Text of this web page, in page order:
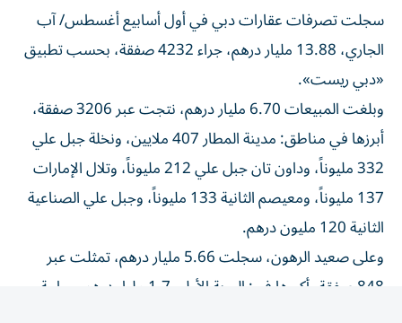
الجاري، 13.88 مليار درهم، جراء 4232 صفقة، بحسب تطبيق
«دبي ريست».
أبرزها في مناطق: مدينة المطار 407 ملايين، ونخلة جبل علي
332 مليوناً، وداون تان جبل علي 212 مليوناً، وتلال الإمارات
137 مليوناً، ومعيصم الثانية 133 مليوناً، وجبل علي الصناعية
الثانية 120 مليون درهم.
848 صفقة، أكبرها في: الروية الأولى 1.7 مليار درهم، وواحة
السيليكون 1.32 مليار، والخليج التجاري 112 مليوناً.